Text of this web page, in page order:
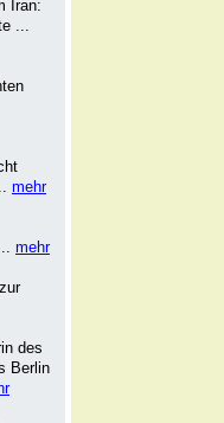
Iran:
...
mehr
mehr
des
Berlin